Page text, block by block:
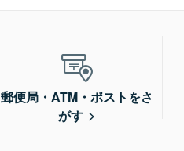
郵便局・ATM・ポストをさ
がす